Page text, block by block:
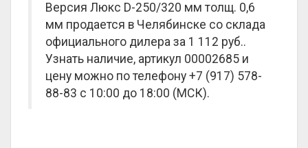
Версия Люкс D-250/320 мм толщ. 0,6
мм продается в Челябинске со склада
официального дилера за 1 112 руб..
Узнать наличие, артикул 00002685 и
цену можно по телефону +7 (917) 578-
88-83 с 10:00 до 18:00 (МСК).